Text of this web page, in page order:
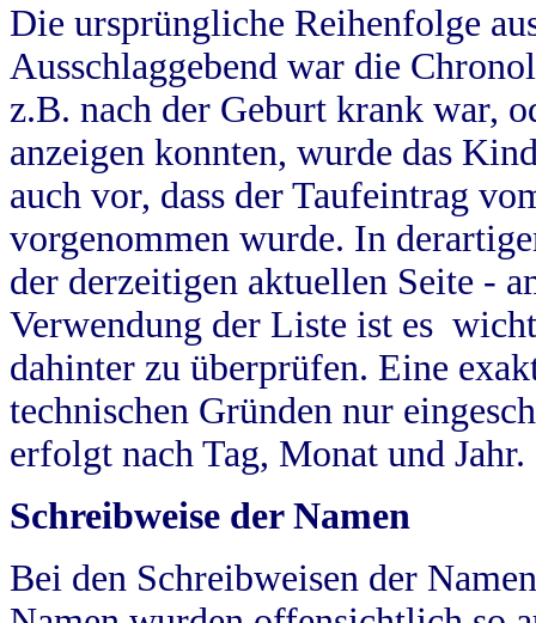
Die ursprüngliche Reihenfolge
Ausschlaggebend war die
z.B. nach der Geburt krank war,
anzeigen konnten, wurde das
auch vor, dass der Taufeintrag
vorgenommen wurde. In
der derzeitigen aktuellen Seite -
Verwendung der Liste ist es
dahinter zu überprüfen. Eine
technischen Gründen nur
erfolgt nach Tag, Monat und Jahr.
Schreibweise der Namen
Bei den Schreibweisen der